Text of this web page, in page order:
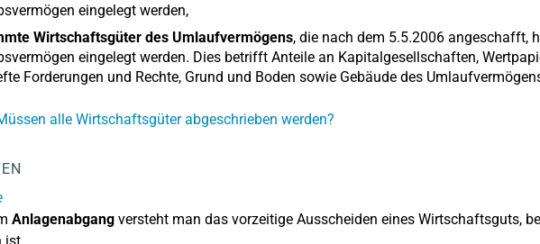
eingelegt werden,
Wirtschaftsgüter des Umlaufvermögens, die nach dem 5.5.2006 angeschafft,
eingelegt werden. Dies betrifft Anteile an Kapitalgesellschaften,
Forderungen und Rechte, Grund und Boden sowie Gebäude des
alle Wirtschaftsgüter abgeschrieben werden?
Anlagenabgangversteht man das vorzeitige Ausscheiden eines Wirtschaftsguts,